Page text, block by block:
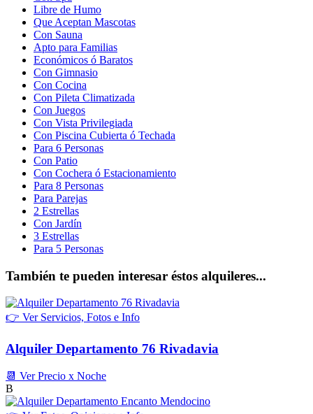
Libre de Humo
Que Aceptan Mascotas
Con Sauna
Apto para Familias
Económicos ó Baratos
Con Gimnasio
Con Cocina
Con Pileta Climatizada
Con Juegos
Con Vista Privilegiada
Con Piscina Cubierta ó Techada
Para 6 Personas
Con Patio
Con Cochera ó Estacionamiento
Para 8 Personas
Para Parejas
2 Estrellas
Con Jardín
3 Estrellas
Para 5 Personas
También te pueden interesar éstos alquileres...
👉 Ver Servicios, Fotos e Info
Alquiler Departamento 76 Rivadavia
📆 Ver Precio x Noche
B